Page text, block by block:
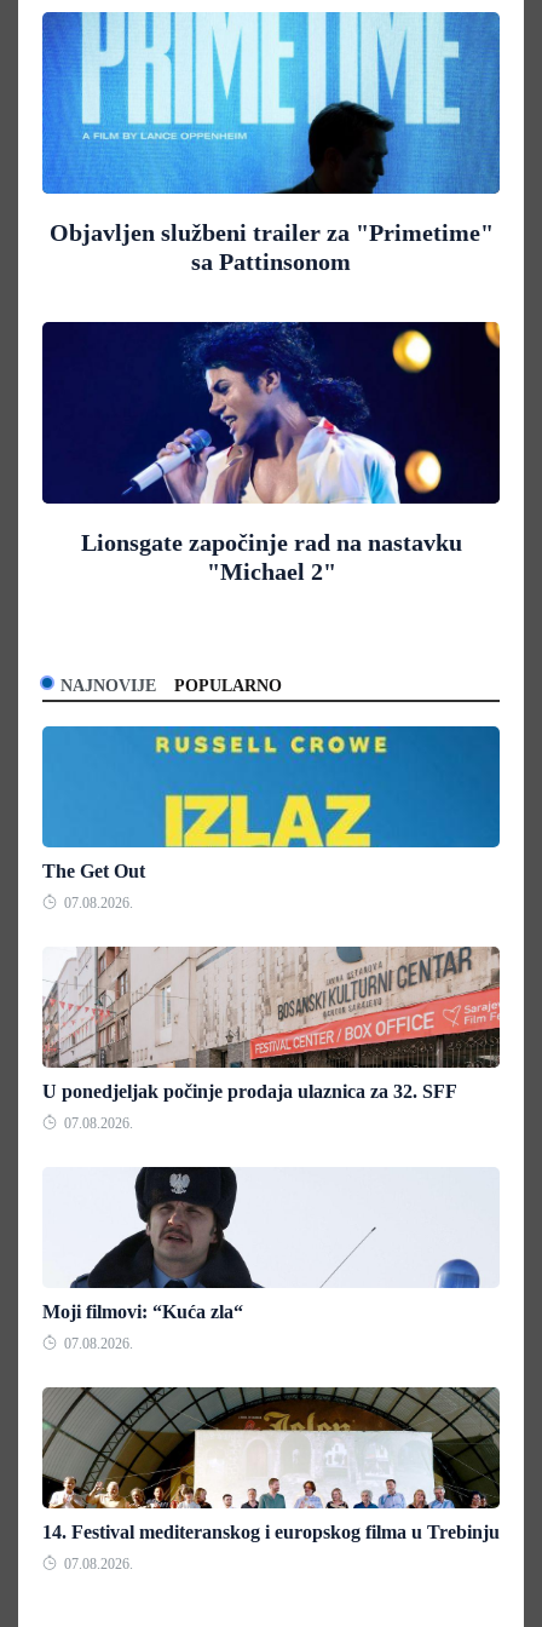
Objavljen službeni trailer za "Primetime"
sa Pattinsonom
Lionsgate započinje rad na nastavku
"Michael 2"
NAJNOVIJE POPULARNO
The Get Out
07.08.2026.
U ponedjeljak počinje prodaja ulaznica za 32. SFF
07.08.2026.
Moji filmovi: “Kuća zla“
07.08.2026.
14. Festival mediteranskog i europskog filma u Trebinju
07.08.2026.